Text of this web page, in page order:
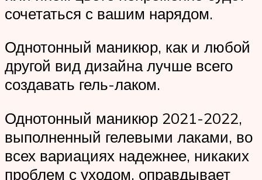
сочетаться с вашим нарядом.
Однотонный маникюр, как и любой
другой вид дизайна лучше всего
создавать гель-лаком.
Однотонный маникюр 2021-2022,
выполненный гелевыми лаками, во
всех вариациях надежнее, никаких
проблем с уходом, оправдывает